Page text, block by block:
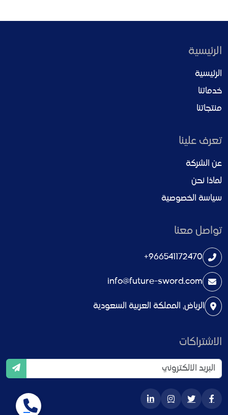
الرئيسية
الرئيسية
خدماتنا
منتجاتنا
تعرف علينا
عن الشركة
لماذا نحن
سياسة الخصوصية
تواصل معنا
+966541172470
info@future-sword.com
الرياض، المملكة العربية السعودية
الاشتراكات